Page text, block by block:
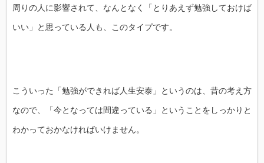
周りの人に影響されて、なんとなく「とりあえず勉強しておけば
いい」と思っている人も、このタイプです。
こういった「勉強ができれば人生安泰」というのは、昔の考え方
なので、「今となっては間違っている」ということをしっかりと
わかっておかなければいけません。